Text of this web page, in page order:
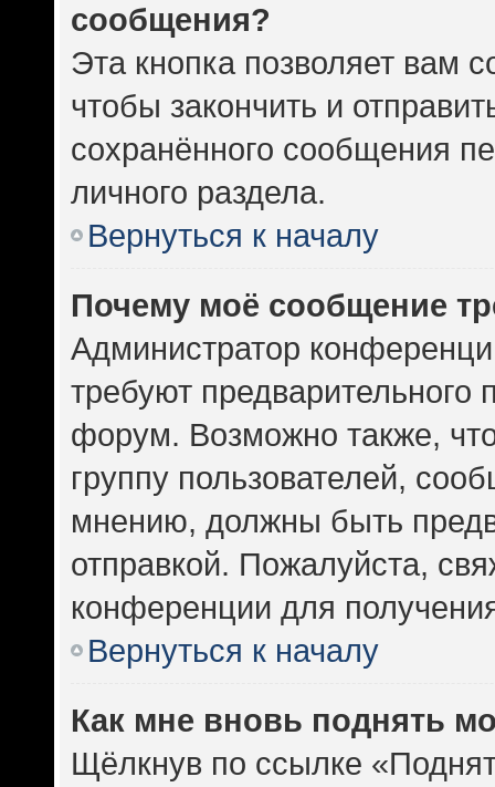
сообщения?
Эта кнопка позволяет вам
чтобы закончить и
сохранённого сообщения
личного раздела.
Вернуться к началу
Почему моё сообщение
Администратор
требуют предварительного
форум. Возможно также,
группу пользователей,
мнению, должны быть
отправкой. Пожалуйста,
конференции для
Вернуться к началу
Как мне вновь поднять
Щёлкнув по ссылке